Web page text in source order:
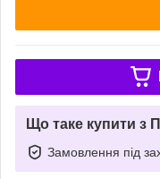
Що таке купити з
Замовлення під